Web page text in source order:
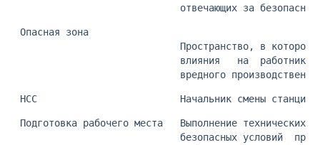
отвечающих за
Опасная зона
Пространство, в котором
влияния   на  работника
вредного
НСС                         Начальник смены станции
Подготовка рабочего места   Выполнение технических
безопасных условий